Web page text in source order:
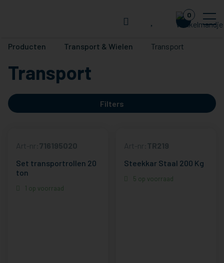
0
Producten Transport & Wielen Transport
Transport
Filters
Art-nr: 716195020
Set transportrollen 20
ton
1 op voorraad
Art-nr: TR219
Steekkar Staal 200 Kg
5 op voorraad